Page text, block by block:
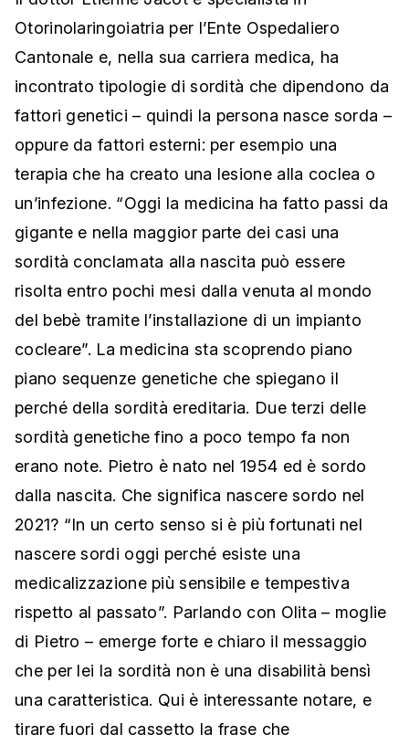
Otorinolaringoiatria per l’Ente Ospedaliero
Cantonale e, nella sua carriera medica, ha
incontrato tipologie di sordità che dipendono da
fattori genetici – quindi la persona nasce sorda –
oppure da fattori esterni: per esempio una
terapia che ha creato una lesione alla coclea o
un’infezione. “Oggi la medicina ha fatto passi da
gigante e nella maggior parte dei casi una
sordità conclamata alla nascita può essere
risolta entro pochi mesi dalla venuta al mondo
del bebè tramite l’installazione di un impianto
cocleare”. La medicina sta scoprendo piano
piano sequenze genetiche che spiegano il
perché della sordità ereditaria. Due terzi delle
sordità genetiche fino a poco tempo fa non
erano note. Pietro è nato nel 1954 ed è sordo
dalla nascita. Che significa nascere sordo nel
2021? “In un certo senso si è più fortunati nel
nascere sordi oggi perché esiste una
medicalizzazione più sensibile e tempestiva
rispetto al passato”. Parlando con Olita – moglie
di Pietro – emerge forte e chiaro il messaggio
che per lei la sordità non è una disabilità bensì
una caratteristica. Qui è interessante notare, e
tirare fuori dal cassetto la frase che